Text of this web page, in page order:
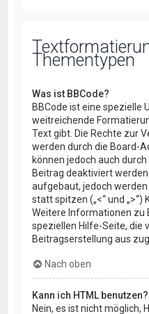
Thementypen
Was ist BBCode?
BBCode ist eine spezielle
weitreichende
Text gibt. Die Rechte zur
werden durch die Board-
können jedoch auch
Beitrag deaktiviert
aufgebaut, jedoch werden
statt spitzen („<“ und
Weitere Informationen zu
speziellen Hilfe-Seite, die
Beitragserstellung aus
Nach oben
Kann ich HTML benutzen?
Nein, es ist nicht möglich,